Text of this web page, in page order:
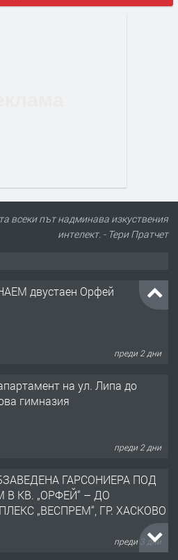
всеки път надминава изкуствения
интелект. - Тери Пратчет
двустаен Орфей
преди 2 дни
на ул. Липа до
гимназия
преди 2 дни
ГАРСОНИЕРА ПОД
В КВ. „ОРФЕЙ“ – ДО
„ВЕСПРЕМ“, ГР. ХАСКОВО
преди 3 дни